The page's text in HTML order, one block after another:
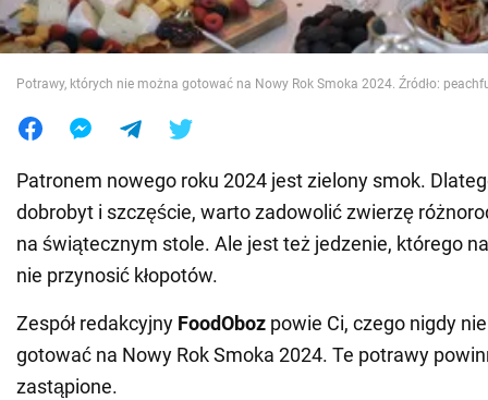
Świat
Jedzenie
Potrawy, których nie można gotować na Nowy Rok Smoka 2024. Źródło:
Patronem nowego roku 2024 jest zielony smok.
dobrobyt i szczęście, warto zadowolić zwierzę
na świątecznym stole. Ale jest też jedzenie, którego
nie przynosić kłopotów.
Zespół redakcyjny FoodOboz powie Ci, czego nigdy
gotować na Nowy Rok Smoka 2024. Te potrawy
zastąpione.